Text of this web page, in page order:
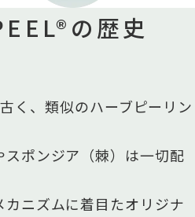
の歴史
く、類似のハーブピーリン
ポンジア（棘）は一切配
ニズムに着目たオリジナ